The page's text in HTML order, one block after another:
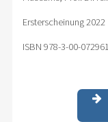
Ersterscheinung 2022
ISBN 978-3-00-